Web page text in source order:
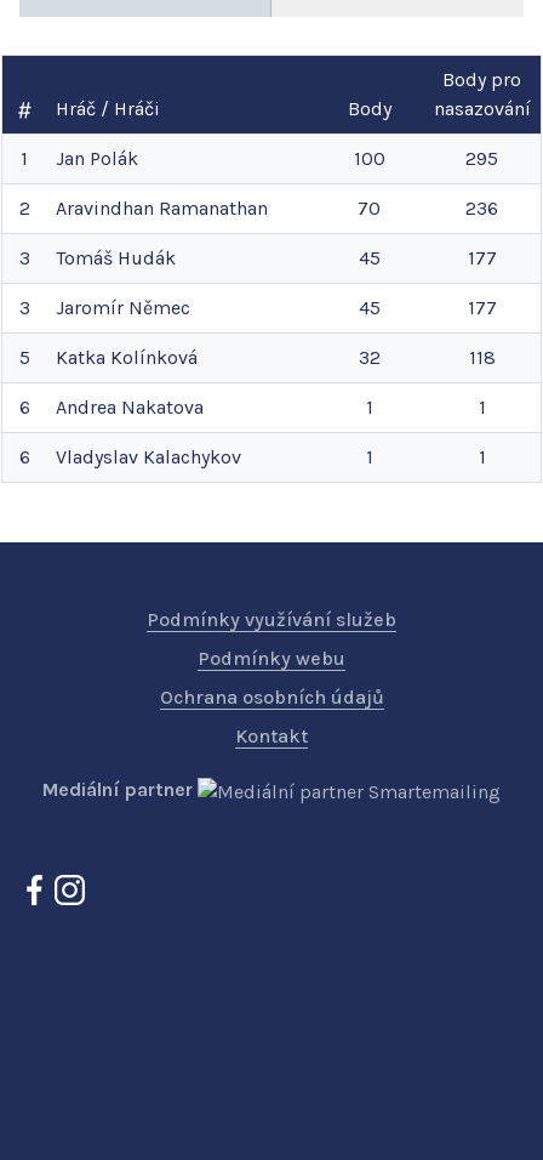
Hráč / Hráči Body
Body pro
nasazování
1 Jan Polák 100 295
2 Aravindhan Ramanathan 70 236
3 Tomáš Hudák 45 177
3 Jaromír Němec 45 177
5 Katka Kolínková 32 118
6 Andrea Nakatova 1 1
6 Vladyslav Kalachykov 1 1
Podmínky využívání služeb
Podmínky webu
Ochrana osobních údajů
Kontakt
Mediální partner